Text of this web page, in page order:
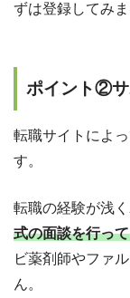
ずは登録してみま
ポイント②サ
転職サイトによ
す。
転職の経験が浅
式の面談を行っ
ビ薬剤師やファ
ん。